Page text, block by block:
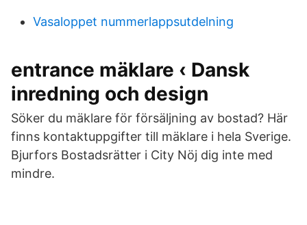
Vasaloppet nummerlappsutdelning
entrance mäklare ‹ Dansk
inredning och design
Söker du mäklare för försäljning av bostad? Här
finns kontaktuppgifter till mäklare i hela Sverige.
Bjurfors Bostadsrätter i City Nöj dig inte med
mindre.